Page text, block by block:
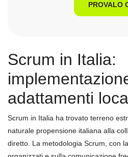
PROVALO
Scrum in Italia:
adattamenti
Scrum in Italia ha trovato terreno
naturale propensione italiana alla
diretto. La metodologia Scrum, con